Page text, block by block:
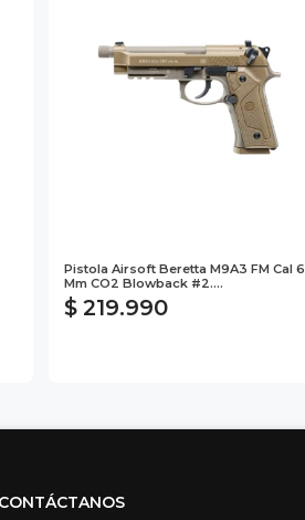
Pistola Airsoft Beretta M9A3 FM Cal 6
Mm CO2 Blowback #2....
$ 219.990